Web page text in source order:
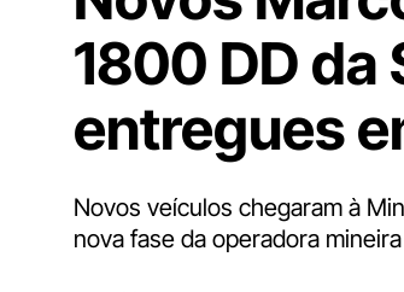
1800 DD da
entregues
Novos veículos chegaram à
nova fase da operadora